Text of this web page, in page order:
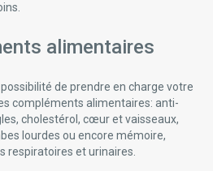
alimentaires
de prendre en charge votre
compléments alimentaires: anti-
cholestérol, cœur et vaisseaux,
lourdes ou encore mémoire,
respiratoires et urinaires.